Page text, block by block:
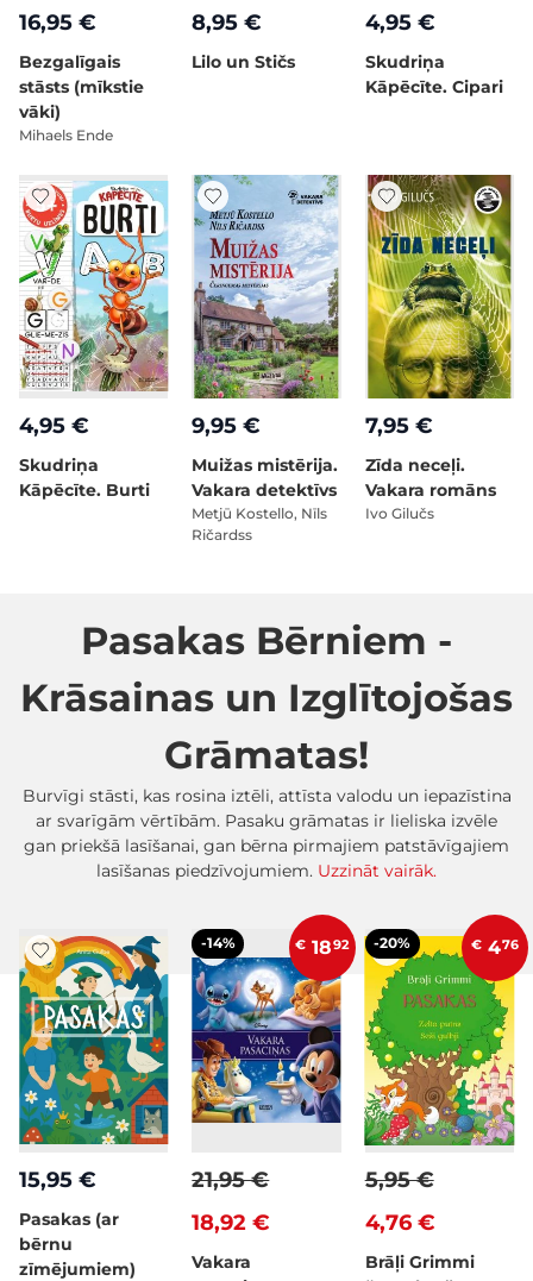
16,95 €
Bezgalīgais
stāsts (mīkstie
vāki)
Mihaels Ende
8,95 €
Lilo un Stičs
4,95 €
Skudriņa
Kāpēcīte. Cipari
4,95 €
Skudriņa
Kāpēcīte. Burti
9,95 €
Muižas mistērija.
Vakara detektīvs
Metjū Kostello, Nīls
Ričardss
7,95 €
Zīda neceļi.
Vakara romāns
Ivo Gilučs
Pasakas Bērniem -
Krāsainas un Izglītojošas
Grāmatas!
Burvīgi stāsti, kas rosina iztēli, attīsta valodu un iepazīstina
ar svarīgām vērtībām. Pasaku grāmatas ir lieliska izvēle
gan priekšā lasīšanai, gan bērna pirmajiem patstāvīgajiem
lasīšanas piedzīvojumiem. Uzzināt vairāk.
15,95 €
Pasakas (ar
bērnu
zīmējumiem)
-14% € 1892
18,92 €
21,95 €
Vakara
-20% € 476
4,76 €
5,95 €
Brāļi Grimmi